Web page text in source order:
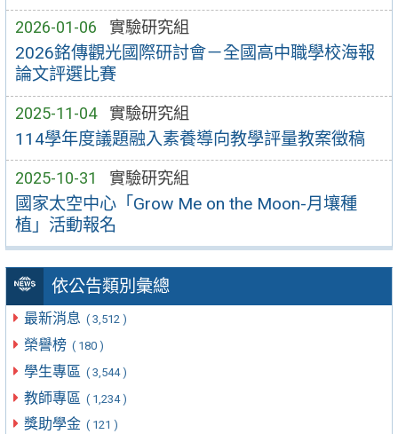
2026-01-06 實驗研究組
2026銘傳觀光國際研討會－全國高中職學校海報
論文評選比賽
2025-11-04 實驗研究組
114學年度議題融入素養導向教學評量教案徵稿
2025-10-31 實驗研究組
國家太空中心「Grow Me on the Moon-月壤種
植」活動報名
依公告類別彙總
最新消息 ( 3,512 )
榮譽榜 ( 180 )
學生專區 ( 3,544 )
教師專區 ( 1,234 )
獎助學金 ( 121 )